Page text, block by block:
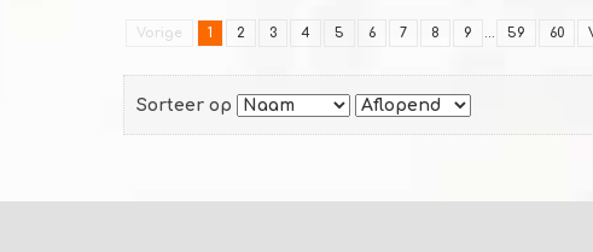
Vorige 1 2 3 4 5 6 7 8 9 ... 59 60
Sorteer op